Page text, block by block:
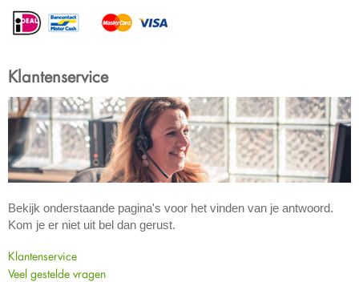
Klantenservice
Bekijk onderstaande pagina's voor het vinden van je antwoord.
Kom je er niet uit bel dan gerust.
Klantenservice
Veel gestelde vragen